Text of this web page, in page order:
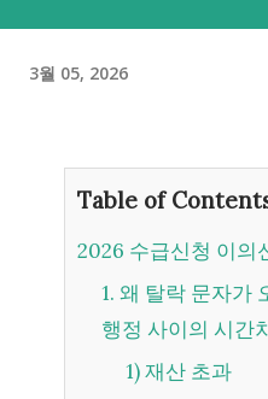
3월 05, 2026
Table of
2026 수급신청 이의
1. 왜 탈락 문자가 오나요? - 실제상황과
행정 사이의 시간
1) 재산 초과